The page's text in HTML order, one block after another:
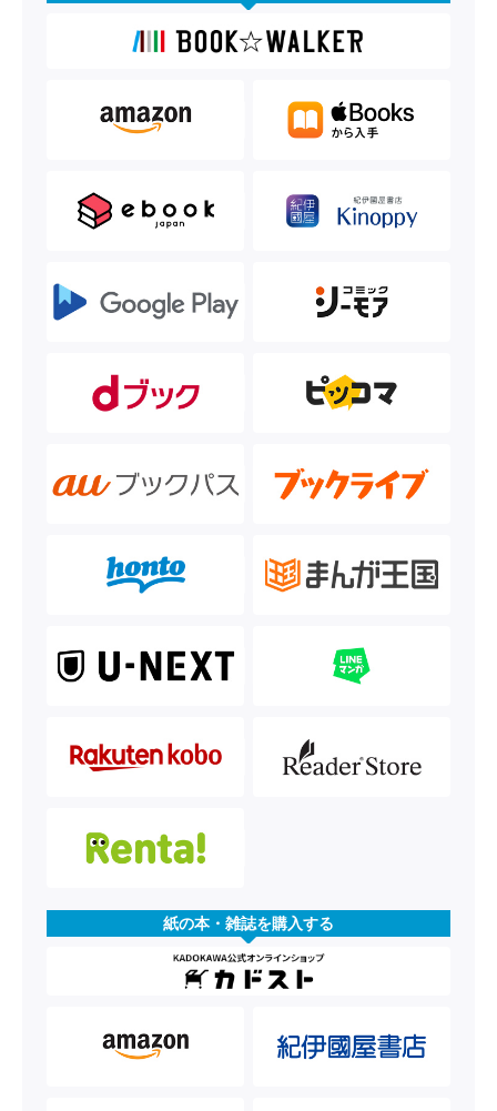
紙の本・雑誌を購入する